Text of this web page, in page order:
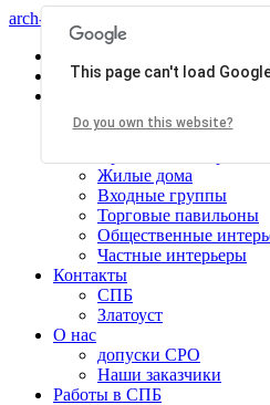
arch-centr
Услуги
Общественные здания
Производственные
Жилые дома
Входные группы
Торговые павильоны
Общественные
Частные интерьеры
Контакты
СПБ
Златоуст
О нас
допуски СРО
Наши заказчики
Работы в СПБ
This page can't load
Do you own this website?